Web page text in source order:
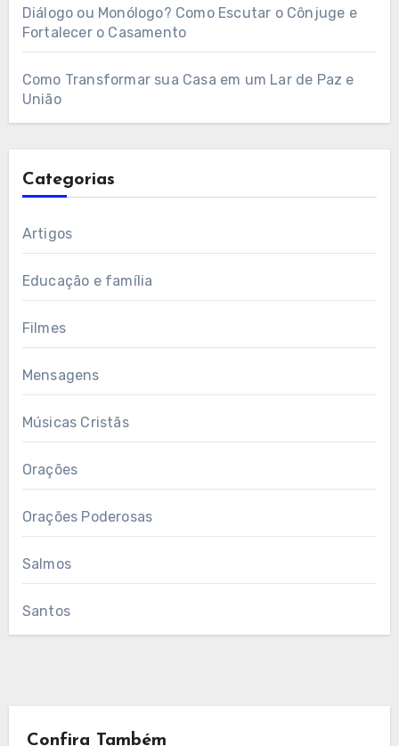
Diálogo ou Monólogo? Como Escutar o Cônjuge e
Fortalecer o Casamento
Como Transformar sua Casa em um Lar de Paz e
União
Categorias
Artigos
Educação e família
Filmes
Mensagens
Músicas Cristãs
Orações
Orações Poderosas
Salmos
Santos
Confira Também